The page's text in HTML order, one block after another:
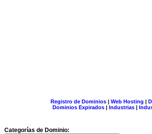
Registro de Dominios| Web Hosting |
Dominios Expirados | Industrias |
Categorías de Dominio: